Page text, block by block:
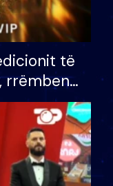
të
rrëmben
eurosh